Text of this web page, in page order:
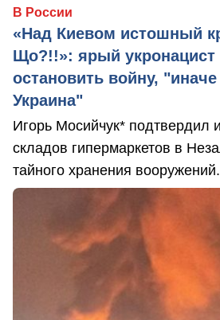
В России
«Над Киевом истошный
Що?!!»: ярый укронацист
остановить войну, "иначе
Украина"
Игорь Мосийчук* подтвердил
складов гипермаркетов в
тайного хранения вооружений.